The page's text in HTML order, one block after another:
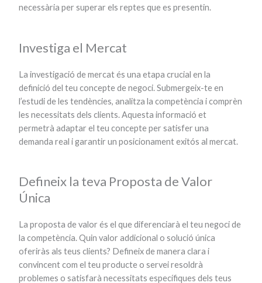
necessària per superar els reptes que es presentin.
Investiga el Mercat
La investigació de mercat és una etapa crucial en la
definició del teu concepte de negoci. Submergeix-te en
l’estudi de les tendències, analitza la competència i comprèn
les necessitats dels clients. Aquesta informació et
permetrà adaptar el teu concepte per satisfer una
demanda real i garantir un posicionament exitós al mercat.
Defineix la teva Proposta de Valor
Única
La proposta de valor és el que diferenciarà el teu negoci de
la competència. Quin valor addicional o solució única
oferiràs als teus clients? Defineix de manera clara i
convincent com el teu producte o servei resoldrà
problemes o satisfarà necessitats específiques dels teus